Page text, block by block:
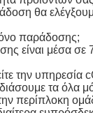
θα
παράδοσης;
είναι μέσα σε
την υπηρεσία
τα όλα
περίπλοκη